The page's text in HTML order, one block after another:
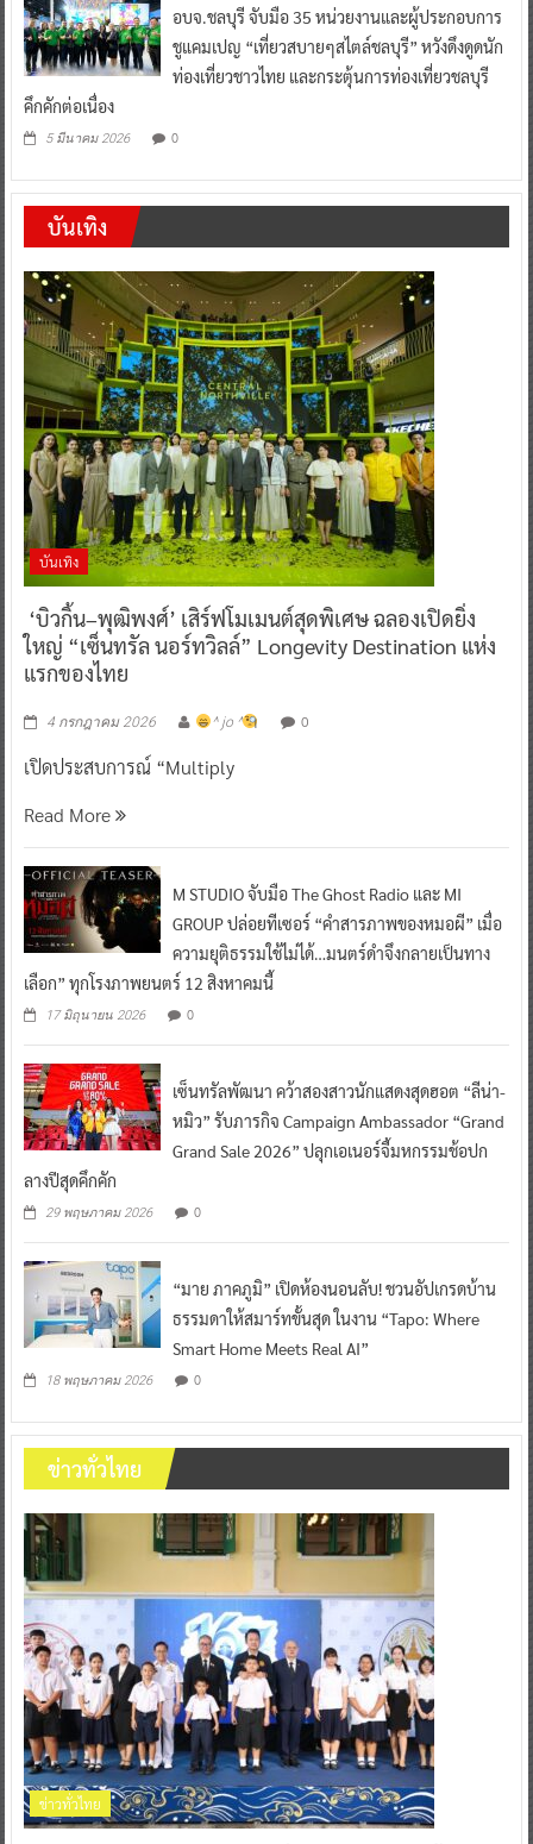
อบจ.ชลบุรี จับมือ 35 หน่วยงานและผู้ประกอบการ
ชูแคมเปญ “เที่ยวสบายๆสไตล์ชลบุรี” หวังดึงดูดนัก
ท่องเที่ยวชาวไทย และกระตุ้นการท่องเที่ยวชลบุรี
คึกคักต่อเนื่อง
5 มีนาคม 2026 0
บันเทิง
บันเทิง
‘บิวกิ้น–พุฒิพงศ์’ เสิร์ฟโมเมนต์สุดพิเศษ ฉลองเปิดยิ่ง
ใหญ่ “เซ็นทรัล นอร์ทวิลล์” Longevity Destination แห่ง
แรกของไทย
4 กรกฎาคม 2026 ^ jo ^ 0
เปิดประสบการณ์ “Multiply
Read More
M STUDIO จับมือ The Ghost Radio และ MI
GROUP ปล่อยทีเซอร์ “คำสารภาพของหมอผี” เมื่อ
ความยุติธรรมใช้ไม่ได้…มนตร์ดำจึงกลายเป็นทาง
เลือก” ทุกโรงภาพยนตร์ 12 สิงหาคมนี้
17 มิถุนายน 2026 0
เซ็นทรัลพัฒนา คว้าสองสาวนักแสดงสุดฮอต “ลีน่า-
หมิว” รับภารกิจ Campaign Ambassador “Grand
Grand Sale 2026” ปลุกเอเนอร์จี้มหกรรมช้อปก
ลางปีสุดคึกคัก
29 พฤษภาคม 2026 0
“มาย ภาคภูมิ” เปิดห้องนอนลับ! ชวนอัปเกรดบ้าน
ธรรมดาให้สมาร์ทขั้นสุด ในงาน “Tapo: Where
Smart Home Meets Real AI”
18 พฤษภาคม 2026 0
ข่าวทั่วไทย
ข่าวทั่วไทย